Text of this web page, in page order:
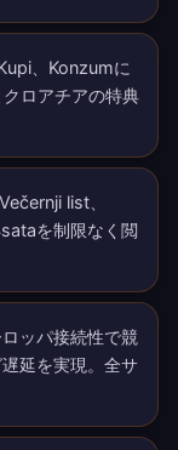
、Konzumに
ロアチアの特典
list、
を制限なく閲
ッパ接続性で競
延を実現。 全サ